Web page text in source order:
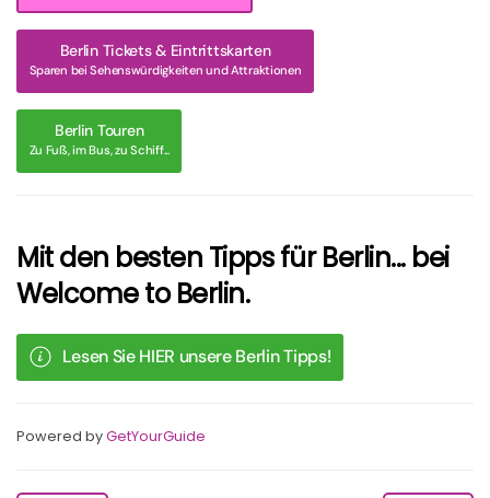
Berlin Tickets & Eintrittskarten
Sparen bei Sehenswürdigkeiten und Attraktionen
Berlin Touren
Zu Fuß, im Bus, zu Schiff...
Mit den besten Tipps für Berlin... bei
Welcome to Berlin.
Lesen Sie HIER unsere Berlin Tipps!
Powered byGetYourGuide